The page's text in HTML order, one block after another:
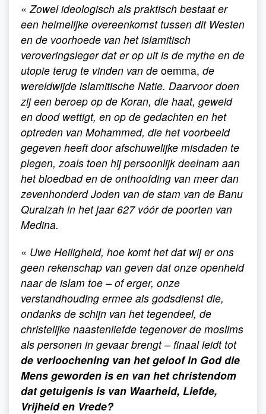
« Zowel ideologisch als praktisch bestaat er
een heimelijke overeenkomst tussen dit Westen
en de voorhoede van het islamitisch
veroveringsleger dat er op uit is de mythe en de
utopie terug te vinden van de oemma, de
wereldwijde islamitische Natie. Daarvoor doen
zij een beroep op de Koran, die haat, geweld
en dood wettigt, en op de gedachten en het
optreden van Mohammed, die het voorbeeld
gegeven heeft door afschuwelijke misdaden te
plegen, zoals toen hij persoonlijk deelnam aan
het bloedbad en de onthoofding van meer dan
zevenhonderd Joden van de stam van de Banu
Quraizah in het jaar 627 vóór de poorten van
Medina.
« Uwe Heiligheid, hoe komt het dat wij er ons
geen rekenschap van geven dat onze openheid
naar de islam toe – of erger, onze
verstandhouding ermee als godsdienst die,
ondanks de schijn van het tegendeel, de
christelijke naastenliefde tegenover de moslims
als personen in gevaar brengt – finaal leidt tot
de verloochening van het geloof in God die
Mens geworden is en van het christendom
dat getuigenis is van Waarheid, Liefde,
Vrijheid en Vrede?